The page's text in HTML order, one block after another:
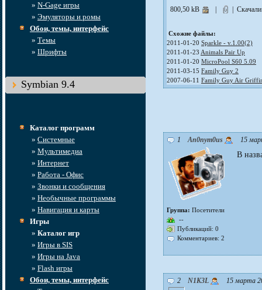
» N-Gage игры
» Эмуляторы и ромы
Обои, темы, интерфейс
» Темы
» Шрифты
Symbian 9.4
Каталог программ
» Системные
» Мультимедиа
» Интернет
» Работа - Офис
» Звонки и сообщения
» Необычные программы
» Навигация и карты
Игры
» Каталог игр
» Игры в SIS
» Игры на Java
» Flash игры
Обои, темы, интерфейс
800,50 kB |
Схожие файлы:
2011-01-20 Sparkle - v.1.00(2)
2011-01-23 Animals Pair Up
2011-01-20 MicroPool S60 5.09
2011-03-15 Family Guy 2
2007-06-11 Family Guy Air
1An0nym0us 15
Группа: Посетители
--
Публикаций: 0
Комментариев: 2
В
2 N1K3L 15 марта